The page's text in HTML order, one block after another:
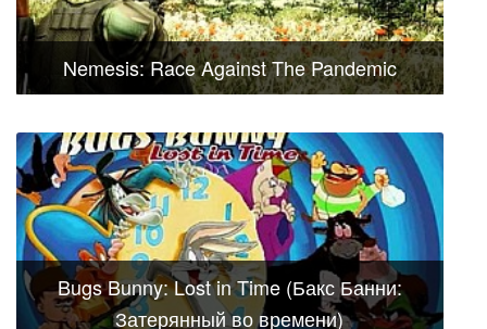
Nemesis: Race Against The Pandemic
Bugs Bunny: Lost in Time (Бакс Банни:
Затерянный во времени)